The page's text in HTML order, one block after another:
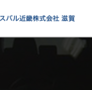
店舗情報
地域でさがす
カーラインアッ
カーラインアップ一覧
メンテナンス・
メンテナンス・サービ